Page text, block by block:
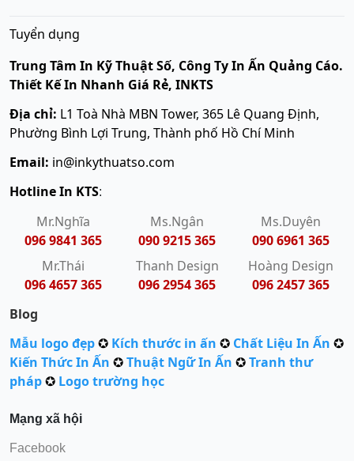
Tuyển dụng
Trung Tâm In Kỹ Thuật Số, Công Ty In Ấn Quảng Cáo.
Thiết Kế In Nhanh Giá Rẻ, INKTS
Địa chỉ: L1 Toà Nhà MBN Tower, 365 Lê Quang Định,
Phường Bình Lợi Trung, Thành phố Hồ Chí Minh
Email: in@inkythuatso.com
Hotline In KTS:
Mr.Nghĩa
096 9841 365
Ms.Ngân
090 9215 365
Ms.Duyên
090 6961 365
Mr.Thái
096 4657 365
Thanh Design
096 2954 365
Hoàng Design
096 2457 365
Blog
Mẫu logo đẹp✪ Kích thước in ấn ✪ Chất Liệu In Ấn ✪
Kiến Thức In Ấn ✪Thuật Ngữ In Ấn ✪Tranh thư
pháp✪ Logo trường học
Mạng xã hội
Facebook